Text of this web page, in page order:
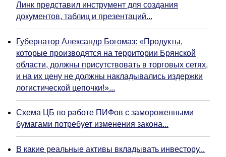
Линк представил инструмент для создания
документов, таблиц и презентаций...
Губернатор Александр Богомаз: «Продукты,
которые производятся на территории Брянской
области, должны присутствовать в торговых сетях,
и на их цену не должны накладывались издержки
логистической цепочки!»...
Схема ЦБ по работе ПИФов с замороженными
бумагами потребует изменения закона...
В какие реальные активы вкладывать инвестору...